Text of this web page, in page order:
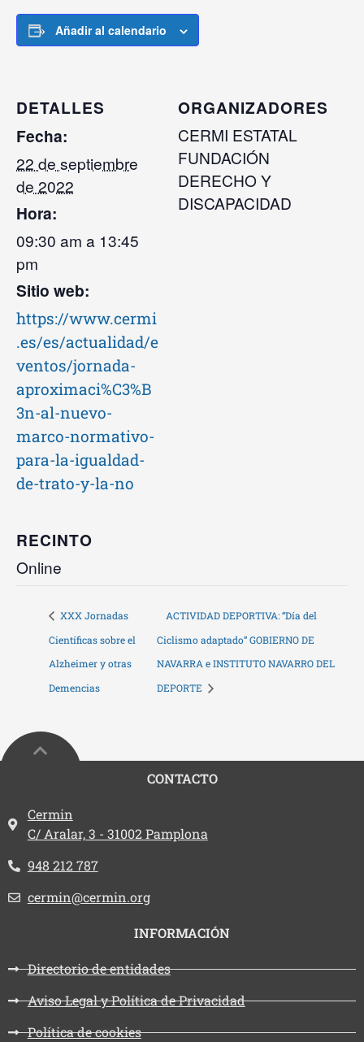
Añadir al calendario
DETALLES
Fecha:
22 de septiembre
de 2022
Hora:
09:30 am a 13:45
pm
Sitio web:
https://www.cermi
.es/es/actualidad/e
ventos/jornada-
aproximaci%C3%B
3n-al-nuevo-
marco-normativo-
para-la-igualdad-
de-trato-y-la-no
ORGANIZADORES
CERMI ESTATAL
FUNDACIÓN
DERECHO Y
DISCAPACIDAD
RECINTO
Online
XXX Jornadas
Científicas sobre el
Alzheimer y otras
Demencias
ACTIVIDAD DEPORTIVA: “Día del
Ciclismo adaptado” GOBIERNO DE
NAVARRA e INSTITUTO NAVARRO DEL
DEPORTE
CONTACTO
Dirección:
Cermin
C/ Aralar, 3 - 31002 Pamplona
Teléfono:
948 212 787
Email:
cermin@cermin.org
INFORMACIÓN
Directorio de entidades
Aviso Legal y Política de Privacidad
Política de cookies